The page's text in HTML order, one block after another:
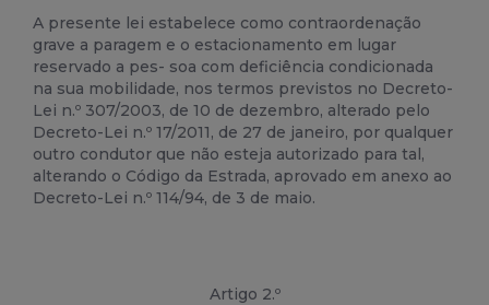
A presente lei estabelece como contraordenação
grave a paragem e o estacionamento em lugar
reservado a pes- soa com deficiência condicionada
na sua mobilidade, nos termos previstos no Decreto-
Lei n.º 307/2003, de 10 de dezembro, alterado pelo
Decreto-Lei n.º 17/2011, de 27 de janeiro, por qualquer
outro condutor que não esteja autorizado para tal,
alterando o Código da Estrada, aprovado em anexo ao
Decreto-Lei n.º 114/94, de 3 de maio.
Artigo 2.º